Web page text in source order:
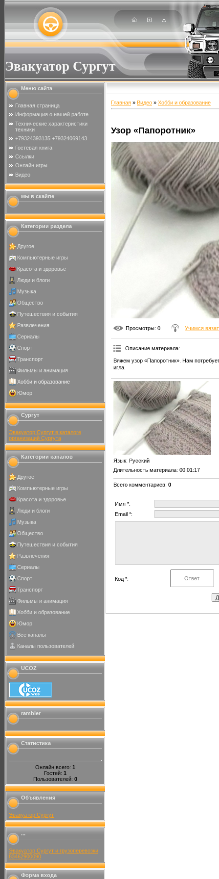
Эвакуатор Сургут
Меню сайта
Главная страница
Информация о нашей работе
Технические характеристики
техники
+79324393135 +79324069143
Гостевая книга
Ссылки
Онлайн игры
Видео
мы в скайпе
Категории раздела
Другое
Компьютерные игры
Красота и здоровье
Люди и блоги
Музыка
Общество
Путешествия и события
Развлечения
Сериалы
Спорт
Транспорт
Фильмы и анимация
Хобби и образование
Юмор
Сургут
Эвакуатор Сургут в каталоге
организаций Сургута
Категории каналов
Другое
Компьютерные игры
Красота и здоровье
Люди и блоги
Музыка
Общество
Путешествия и события
Развлечения
Сериалы
Спорт
Транспорт
Фильмы и анимация
Хобби и образование
Юмор
Все каналы
Каналы пользователей
UCOZ
rambler
Статистика
Онлайн всего: 1
Гостей: 1
Пользователей: 0
Объявления
Эвакуатор Сургут
...
Эвакуатор Сургут и грузоперевозки
83462900090
Форма входа
Главная » Видео » Хобби и образование
Узор «Папоротник»
Просмотры: 0 Учимся
Описание материала:
Вяжем узор «Папоротник». Нам
игла.
Язык: Русский
Длительность материала: 00:01:17
Всего комментариев: 0
Имя *:
Email *:
Код *: